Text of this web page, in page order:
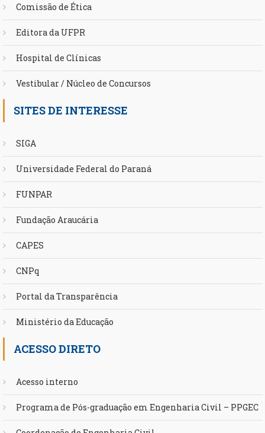
Comissão de Ética
Editora da UFPR
Hospital de Clínicas
Vestibular / Núcleo de Concursos
SITES DE INTERESSE
SIGA
Universidade Federal do Paraná
FUNPAR
Fundação Araucária
CAPES
CNPq
Portal da Transparência
Ministério da Educação
ACESSO DIRETO
Acesso interno
Programa de Pós-graduação em Engenharia Civil – PPGEC